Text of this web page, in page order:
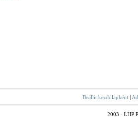
Beállít kezdőlapként |
2003 - LHP